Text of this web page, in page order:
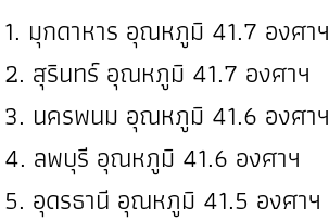
1. มุกดาหาร อุณหภูมิ 41.7 องศาฯ
2. สุรินทร์ อุณหภูมิ 41.7 องศาฯ
3. นครพนม อุณหภูมิ 41.6 องศาฯ
4. ลพบุรี อุณหภูมิ 41.6 องศาฯ
5. อุดรธานี อุณหภูมิ 41.5 องศาฯ